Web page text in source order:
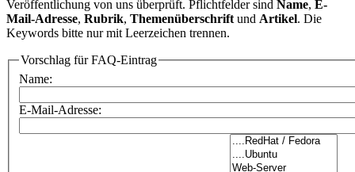
Veröffentlichung von uns überprüft. Pflichtfelder sind Name, E-
Mail-Adresse, Rubrik, Themenüberschrift und Artikel. Die
Keywords bitte nur mit Leerzeichen trennen.
Vorschlag für FAQ-Eintrag
Name:
E-Mail-Adresse: